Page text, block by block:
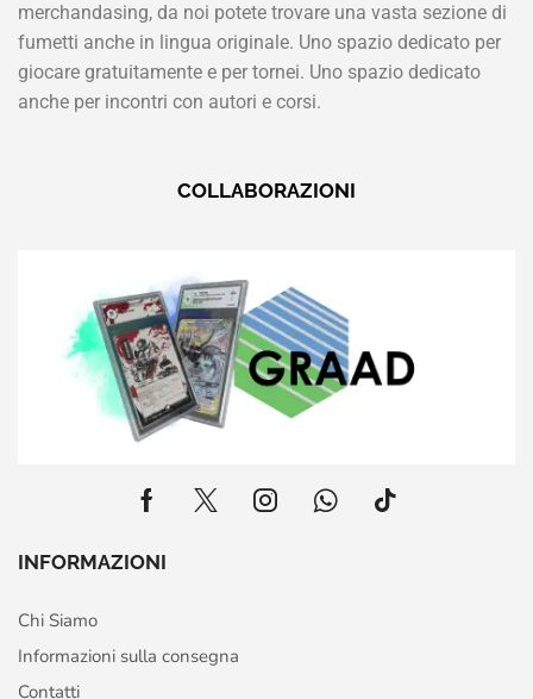
merchandasing, da noi potete trovare una vasta sezione di
fumetti anche in lingua originale. Uno spazio dedicato per
giocare gratuitamente e per tornei. Uno spazio dedicato
anche per incontri con autori e corsi.
COLLABORAZIONI
INFORMAZIONI
Chi Siamo
Informazioni sulla consegna
Contatti